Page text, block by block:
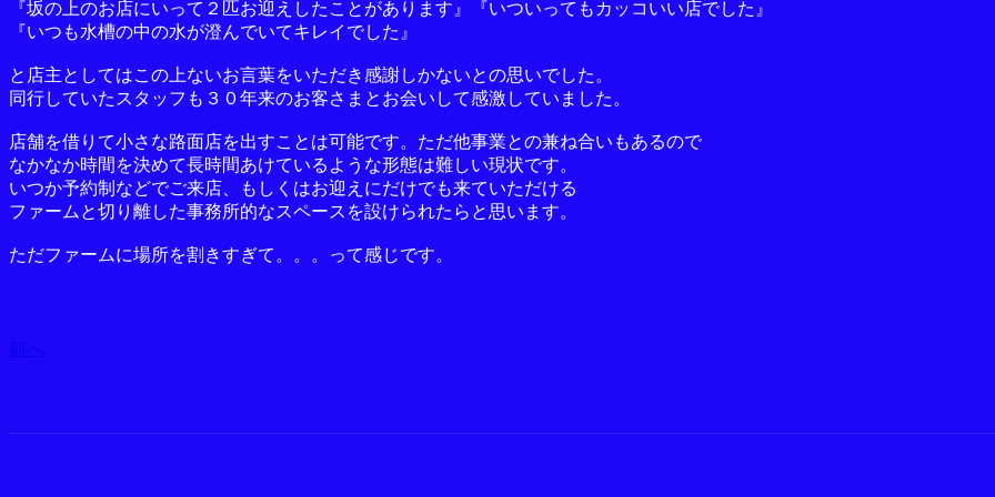
『坂の上のお店にいって２匹お迎えしたことがあります』『いついってもカッコいい店でした』
『いつも水槽の中の水が澄んでいてキレイでした』
と店主としてはこの上ないお言葉をいただき感謝しかないとの思いでした。
同行していたスタッフも３０年来のお客さまとお会いして感激していました。
店舗を借りて小さな路面店を出すことは可能です。ただ他事業との兼ね合いもあるので
なかなか時間を決めて長時間あけているような形態は難しい現状です。
いつか予約制などでご来店、もしくはお迎えにだけでも来ていただける
ファームと切り離した事務所的なスペースを設けられたらと思います。
ただファームに場所を割きすぎて。。。って感じです。
前へ